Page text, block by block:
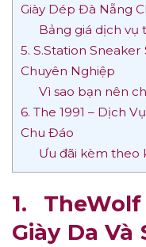
Giày Dép Đà Nẵng
Bảng giá dịch vụ
5. S.Station Sneaker
Chuyên Nghiệp
Vì sao bạn nên
6. The 1991 – Dịch
Chu Đáo
Ưu đãi kèm theo
1.
Giày Da Và